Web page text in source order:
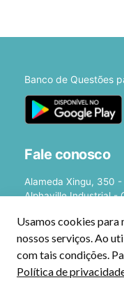
Banco de Questões
Fale conosco
Alameda Xingu, 350 -
Alphaville Industrial -
E-mail:[email
©2026 - Estratégia